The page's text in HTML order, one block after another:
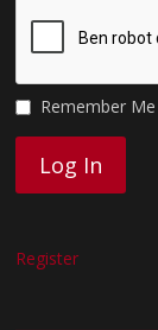
Remember Me
Register